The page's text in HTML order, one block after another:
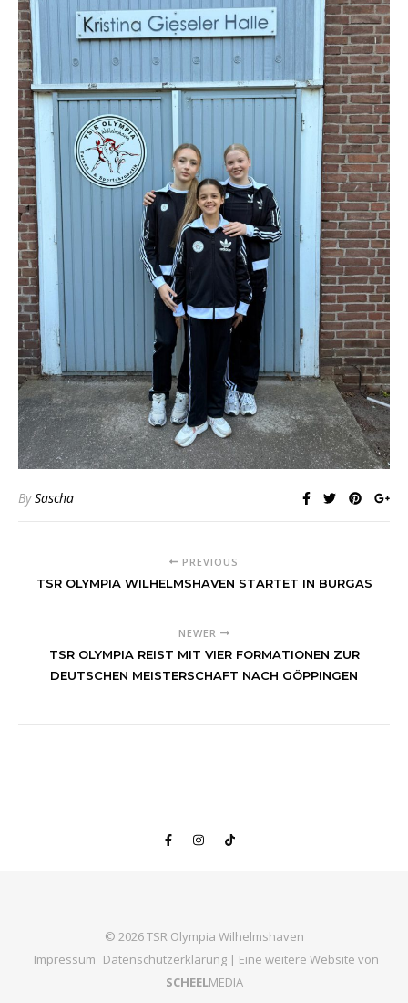
BySascha
PREVIOUS
TSR OLYMPIA WILHELMSHAVEN STARTET IN BURGAS
NEWER
TSR OLYMPIA REIST MIT VIER FORMATIONEN ZUR
DEUTSCHEN MEISTERSCHAFT NACH GÖPPINGEN
© 2026 TSR Olympia Wilhelmshaven
Impressum Datenschutzerklärung | Eine weitere Website von
SCHEELMEDIA